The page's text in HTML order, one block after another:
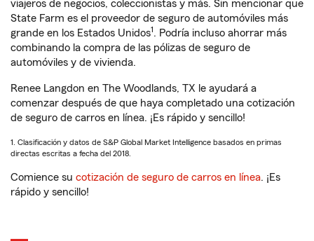
viajeros de negocios, coleccionistas y más. Sin mencionar que
State Farm es el proveedor de seguro de automóviles más
grande en los Estados Unidos1 . Podría incluso ahorrar más
combinando la compra de las pólizas de seguro de
automóviles y de vivienda.
Renee Langdon en The Woodlands, TX le ayudará a
comenzar después de que haya completado una cotización
de seguro de carros en línea. ¡Es rápido y sencillo!
1. Clasificación y datos de S&P Global Market Intelligence basados en primas
directas escritas a fecha del 2018.
Comience su cotización de seguro de carros en línea. ¡Es
rápido y sencillo!